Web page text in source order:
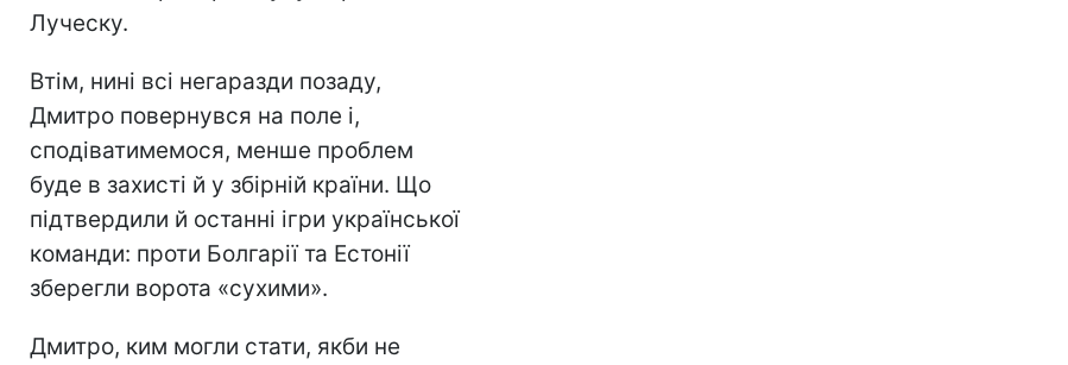
Луческу.
Втім, нині всі негаразди позаду,
Дмитро повернувся на поле і,
сподіватимемося, менше проблем
буде в захисті й у збірній країни. Що
підтвердили й останні ігри української
команди: проти Болгарії та Естонії
зберегли ворота «сухими».
Дмитро, ким могли стати, якби не